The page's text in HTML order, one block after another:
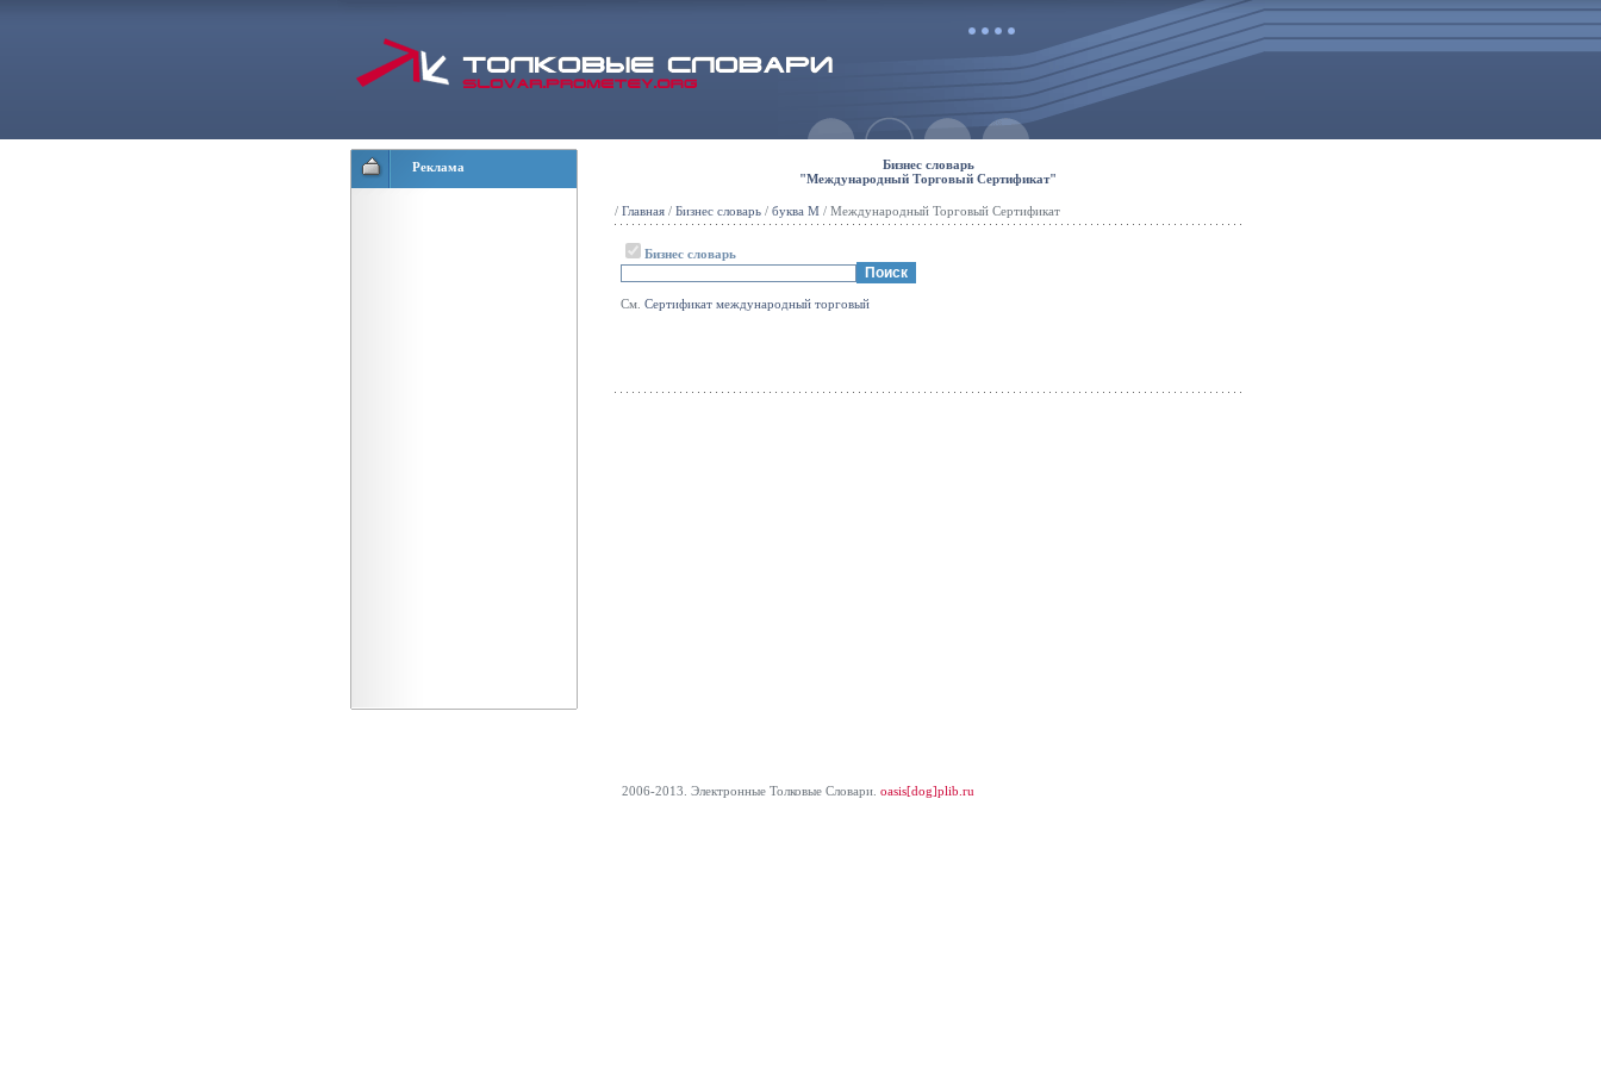
Реклама
Бизнес словарь
"Международный Торговый Сертификат"
/ Главная / Бизнес словарь / буква М / Международный Торговый Сертификат
Бизнес словарь
См. Сертификат международный торговый
2006-2013. Электронные Толковые Cловари. oasis[dog]plib.ru